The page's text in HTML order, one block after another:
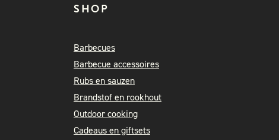
SHOP
Barbecues
Barbecue accessoires
Rubs en sauzen
Brandstof en rookhout
Outdoor cooking
Cadeaus en giftsets